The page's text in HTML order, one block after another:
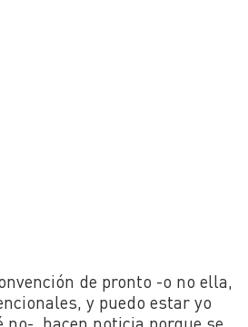
de pronto -o no ella,
y puedo estar yo
, hacen noticia porque se